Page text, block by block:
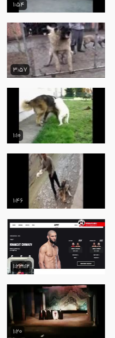
1:54
3:57
1:10
1:46
1:23:12
1:20